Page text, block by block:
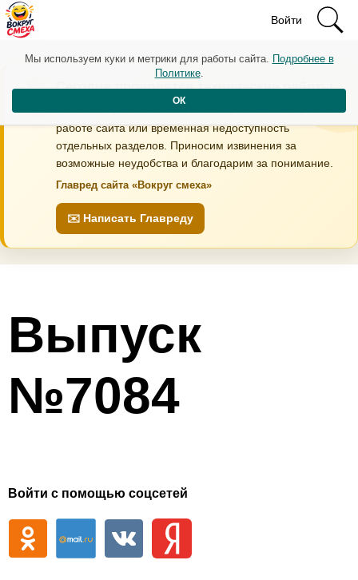
Войти
Сегодня проводятся технические работы
В течение дня возможны кратковременные перебои в
работе сайта или временная недоступность
отдельных разделов. Приносим извинения за
возможные неудобства и благодарим за понимание.
Главред сайта «Вокруг смеха»
✉️ Написать Главреду
Выпуск
№7084
Войти с помощью соцсетей
Мы используем куки и метрики для работы сайта. Подробнее в
Политике.
ОК